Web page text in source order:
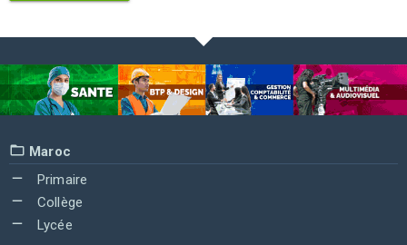
Maroc
Primaire
Collège
Lycée